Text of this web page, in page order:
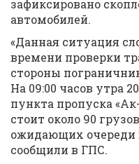
зафиксировано
автомобилей.
«Данная ситуация
времени проверки
стороны
На 09:00 часов утра
пункта пропуска
стоит около 90
ожидающих очереди
сообщили в ГПС.